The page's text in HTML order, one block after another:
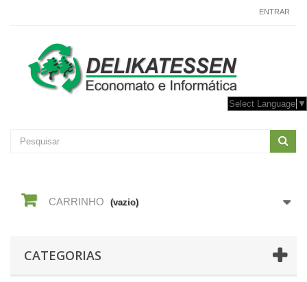
ENTRAR
Select Language ▼
CARRINHO (vazio)
CATEGORIAS